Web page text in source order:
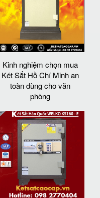
Kinh nghiệm chọn mua
Két Sắt Hồ Chí Minh an
toàn dùng cho văn
phòng